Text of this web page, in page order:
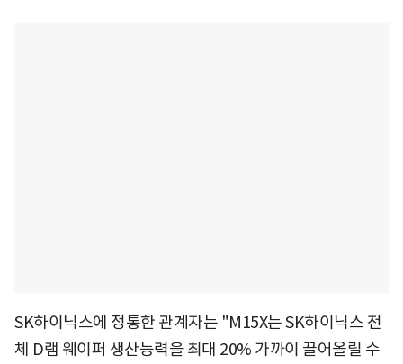
SK하이닉스에 정통한 관계자는 "M15X는 SK하이닉스 전
체 D램 웨이퍼 생산능력을 최대 20% 가까이 끌어올릴 수